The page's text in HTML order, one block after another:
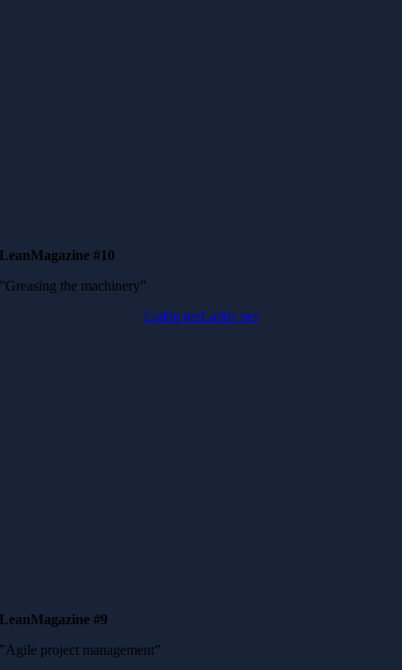
LeanMagazine #10
”Greasing the machinery”
Ladda nerLadda ner
LeanMagazine #9
”Agile project management”